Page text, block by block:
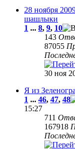
28 ноября
шашлыки
1 ... 8, 9, 10
143
87055
30 ноя
Я из
1 ... 46, 47, 48
15:27
711
167918